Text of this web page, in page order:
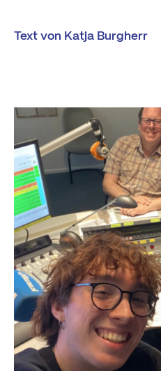
Text von Katja Burgherr